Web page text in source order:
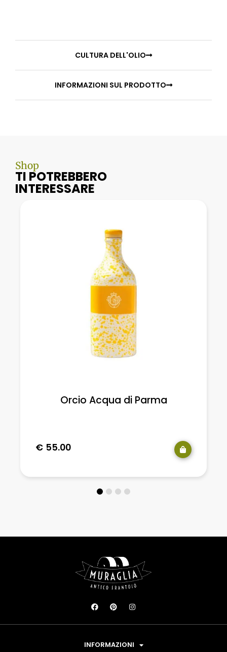
CULTURA DELL'OLIO
INFORMAZIONI SUL PRODOTTO
Shop
TI POTREBBERO
INTERESSARE
Orcio Acqua di Parma
€ 55.00
INFORMAZIONI